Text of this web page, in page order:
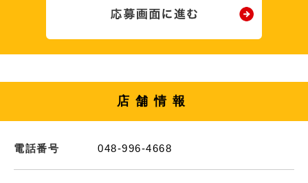
店舗情報
電話番号 048-996-4668